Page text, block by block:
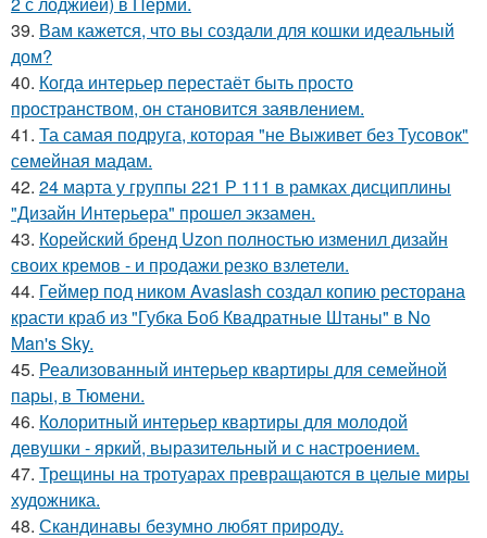
39. Вам кажется, что вы создали для кошки идеальный
дом?
40. Когда интерьер перестаёт быть просто
пространством, он становится заявлением.
41. Та самая подруга, которая "не Выживет без Тусовок"
семейная мадам.
42. 24 марта у группы 221 Р 111 в рамках дисциплины
"Дизайн Интерьера" прошел экзамен.
43. Корейский бренд Uzon полностью изменил дизайн
своих кремов - и продажи резко взлетели.
44. Геймер под ником Avaslash создал копию ресторана
красти краб из "Губка Боб Квадратные Штаны" в No
Man's Sky.
45. Реализованный интерьер квартиры для семейной
пары, в Тюмени.
46. Колоритный интерьер квартиры для молодой
девушки - яркий, выразительный и с настроением.
47. Трещины на тротуарах превращаются в целые миры
художника.
48. Скандинавы безумно любят природу.